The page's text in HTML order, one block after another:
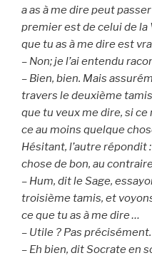
a as à me dire peut
premier est de celui de la
que tu as à me dire est
– Non; je l’ai entendu
– Bien, bien. Mais
travers le deuxième
que tu veux me dire, si ce
ce au moins quelque
Hésitant, l’autre répondit
chose de bon, au
– Hum, dit le Sage,
troisième tamis, et
ce que tu as à me dire …
– Utile ? Pas précisément.
– Eh bien, dit Socrate en